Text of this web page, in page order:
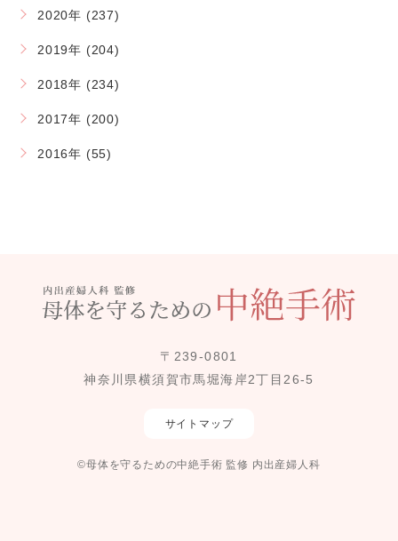
2020年 (237)
2019年 (204)
2018年 (234)
2017年 (200)
2016年 (55)
〒239-0801
神奈川県横須賀市馬堀海岸2丁目26-5
サイトマップ
©母体を守るための中絶手術 監修 内出産婦人科